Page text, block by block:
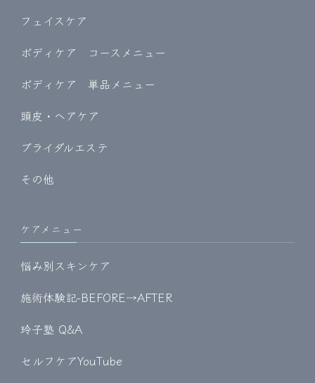
フェイスケア
ボディケア コースメニュー
ボディケア 単品メニュー
頭皮・ヘアケア
ブライダルエステ
その他
ケアメニュー
悩み別スキンケア
施術体験記-BEFORE→AFTER
玲子塾 Q&A
セルフケアYouTube